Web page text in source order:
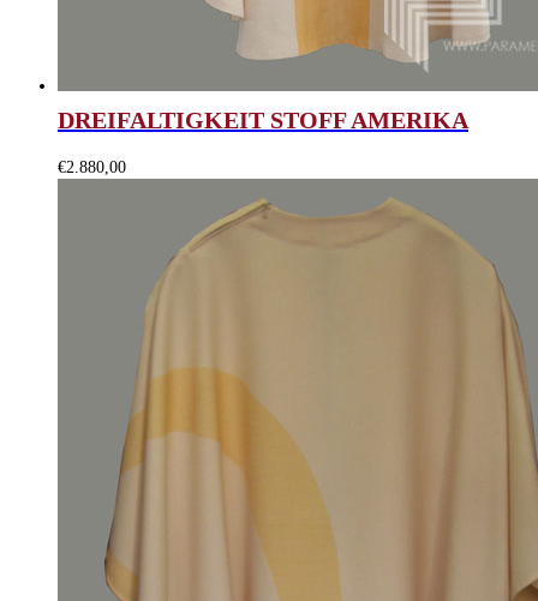
DREIFALTIGKEIT STOFF AMERIKA
€2.880,00